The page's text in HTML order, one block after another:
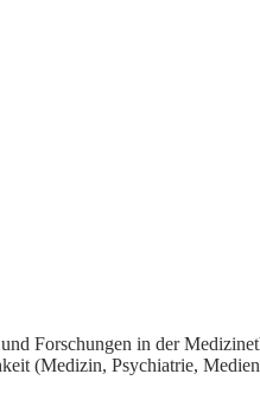
Forschungen in der
(Medizin, Psychiatrie,